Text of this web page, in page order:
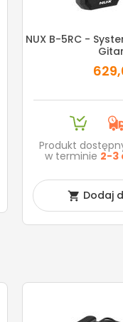
NUX B-5RC -
Produkt
w terminie 2-3
 Dodaj